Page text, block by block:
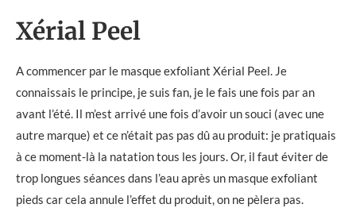
Xérial Peel
A commencer par le masque exfoliant Xérial Peel. Je
connaissais le principe, je suis fan, je le fais une fois par an
avant l’été. Il m’est arrivé une fois d’avoir un souci (avec une
autre marque) et ce n’était pas pas dû au produit: je pratiquais
à ce moment-là la natation tous les jours. Or, il faut éviter de
trop longues séances dans l’eau après un masque exfoliant
pieds car cela annule l’effet du produit, on ne pèlera pas.